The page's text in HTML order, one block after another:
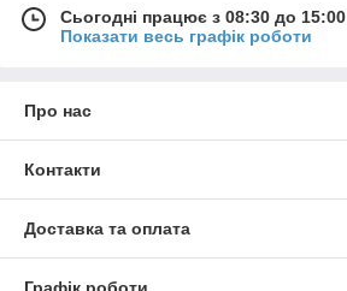
Сьогодні працює з 08:30 до 15:00
Показати весь графік роботи
Про нас
Контакти
Доставка та оплата